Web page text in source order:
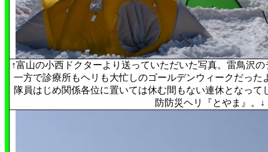
↑富山の小西ドクターより送っていただいた写真。雷鳥沢
一方で診療所もヘリも大忙しのゴールデンウィークだった
隊員はじめ関係各位に置いては休む間もない連休となって
防防災ヘリ『とやま』。
↓